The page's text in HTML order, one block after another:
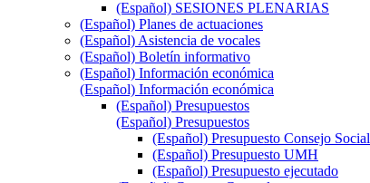
(Español) SESIONES PLENARIAS
(Español) Planes de actuaciones
(Español) Asistencia de vocales
(Español) Boletín informativo
(Español) Información económica
(Español) Información económica
(Español) Presupuestos
(Español) Presupuestos
(Español) Presupuesto Consejo Social
(Español) Presupuesto UMH
(Español) Presupuesto ejecutado